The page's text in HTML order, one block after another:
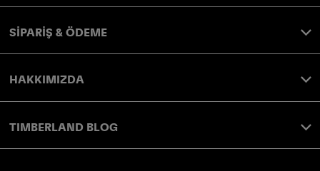
SİPARİŞ & ÖDEME
HAKKIMIZDA
TIMBERLAND BLOG